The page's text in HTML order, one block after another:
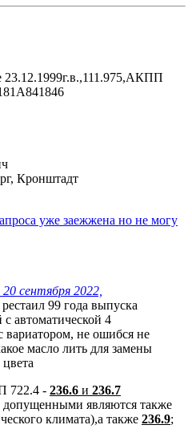
23.12.1999г.в.,111.975,АКПП
Кронштадт
уже заежжена но не могу
сентября 2022,
99 года выпуска
автоматической 4
вариатором, не ошибся не
масло лить для замены
722.4 - 236.6 и 236.7
допущенными являются также
климата),а также 236.9;